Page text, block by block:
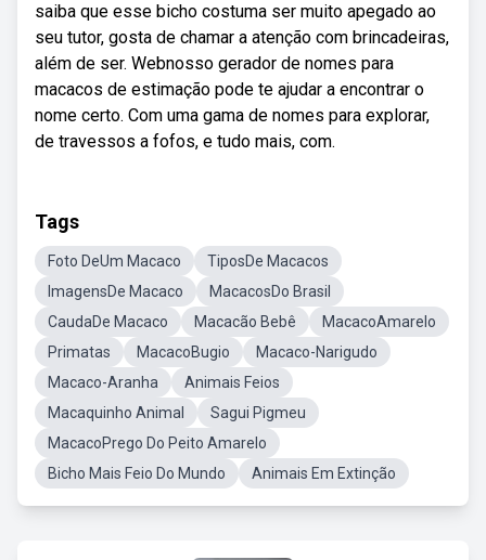
saiba que esse bicho costuma ser muito apegado ao
seu tutor, gosta de chamar a atenção com brincadeiras,
além de ser. Webnosso gerador de nomes para
macacos de estimação pode te ajudar a encontrar o
nome certo. Com uma gama de nomes para explorar,
de travessos a fofos, e tudo mais, com.
Tags
Foto DeUm Macaco
TiposDe Macacos
ImagensDe Macaco
MacacosDo Brasil
CaudaDe Macaco
Macacão Bebê
MacacoAmarelo
Primatas
MacacoBugio
Macaco-Narigudo
Macaco-Aranha
Animais Feios
Macaquinho Animal
Sagui Pigmeu
MacacoPrego Do Peito Amarelo
Bicho Mais Feio Do Mundo
Animais Em Extinção